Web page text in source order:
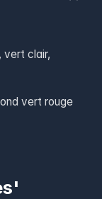
vert clair,
vert rouge